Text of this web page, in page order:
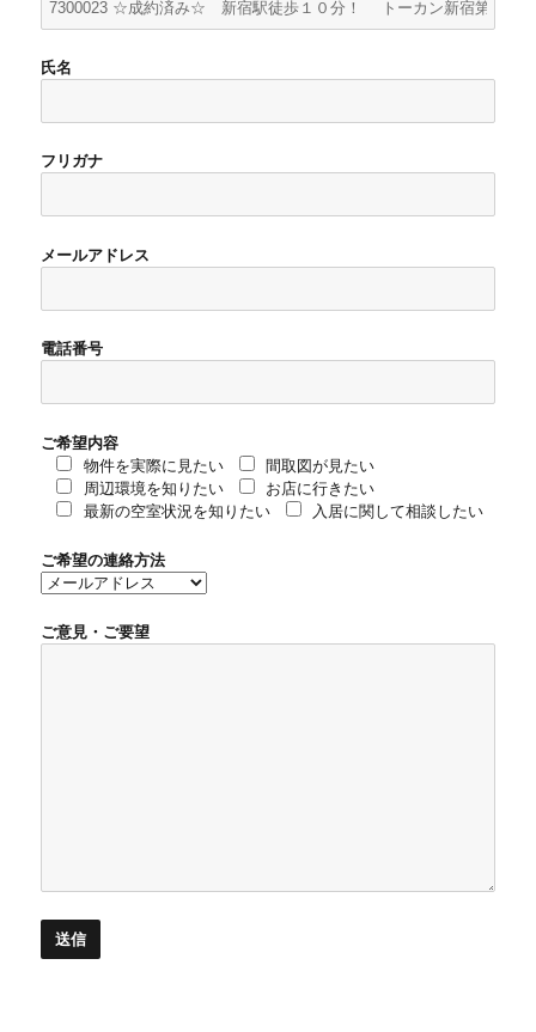
氏名
フリガナ
メールアドレス
電話番号
ご希望内容
物件を実際に見たい
間取図が見たい
周辺環境を知りたい
お店に行きたい
最新の空室状況を知りたい
入居に関して相談したい
ご希望の連絡方法
ご意見・ご要望